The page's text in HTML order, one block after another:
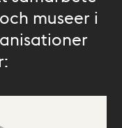
museer i